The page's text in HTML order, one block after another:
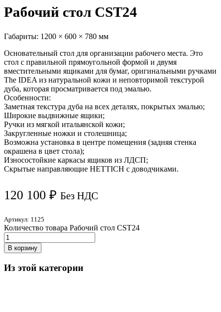
Рабочий стол CST24
Габариты: 1200 × 600 × 780 мм
Основательный стол для организации рабочего места. Это
стол с правильной прямоугольной формой и двумя
вместительными ящиками для бумаг, оригинальными ручками
The IDEA из натуральной кожи и неповторимой текстурой
дуба, которая просматривается под эмалью.
Особенности:
Заметная текстура дуба на всех деталях, покрытых эмалью;
Широкие выдвижные ящики;
Ручки из мягкой итальянской кожи;
Закругленные ножки и столешница;
Возможна установка в центре помещения (задняя стенка
окрашена в цвет стола);
Износостойкие каркасы ящиков из ЛДСП;
Скрытые направляющие HETTICH с доводчиками.
120 100 ₽ Без НДС
Артикул: 1125
Количество товара Рабочий стол CST24
В корзину
Из этой категории